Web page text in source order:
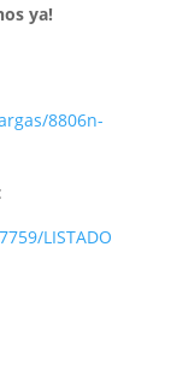
ya!
8806n-
LISTADO